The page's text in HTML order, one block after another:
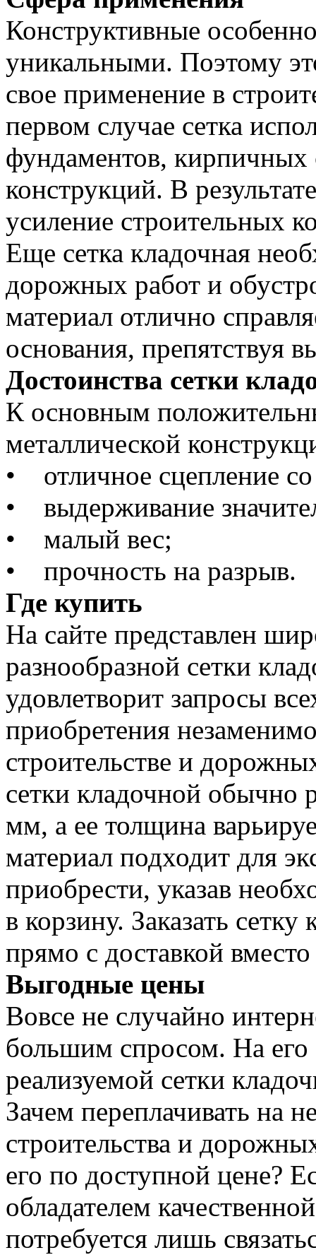
Конструктивные
уникальными. Поэтому
свое применение в
первом случае сетка
фундаментов, кирпичных
конструкций. В
усиление строительных
Еще сетка кладочная
дорожных работ и
материал отлично
основания, препятствуя
Достоинства сетки
К основным
металлической
• отличное сцепление
• выдерживание
• малый вес;
• прочность на разрыв.
Где купить
На сайте представлен
разнообразной сетки
удовлетворит запросы
приобретения
строительстве и
сетки кладочной обычно
мм, а ее толщина
материал подходит для
приобрести, указав
в корзину. Заказать
прямо с доставкой
Выгодные цены
Вовсе не случайно
большим спросом. На его
реализуемой сетки
Зачем переплачивать на
строительства и
его по доступной цене?
обладателем
потребуется лишь